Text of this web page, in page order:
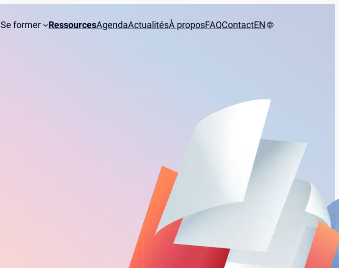
Se former RessourcesAgendaActualitésÀ proposFAQContactEN